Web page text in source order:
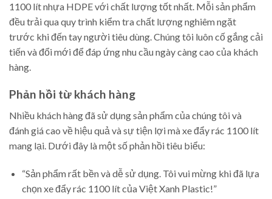
1100 lít nhựa HDPE với chất lượng tốt nhất. Mỗi sản phẩm
đều trải qua quy trình kiểm tra chất lượng nghiêm ngặt
trước khi đến tay người tiêu dùng. Chúng tôi luôn cố gắng cải
tiến và đổi mới để đáp ứng nhu cầu ngày càng cao của khách
hàng.
Phản hồi từ khách hàng
Nhiều khách hàng đã sử dụng sản phẩm của chúng tôi và
đánh giá cao về hiệu quả và sự tiện lợi mà xe đẩy rác 1100 lít
mang lại. Dưới đây là một số phản hồi tiêu biểu:
“Sản phẩm rất bền và dễ sử dụng. Tôi vui mừng khi đã lựa
chọn xe đẩy rác 1100 lít của Việt Xanh Plastic!”